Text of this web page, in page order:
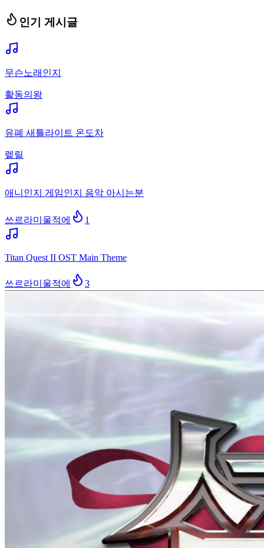
인기 게시글
무슨노래인지
활동의왕
유폐 새틀라이트 온도차
렡릴
애니인지 게임인지 음악 아시는분
쓰르라미울적에 1
Titan Quest II OST Main Theme
쓰르라미울적에 3